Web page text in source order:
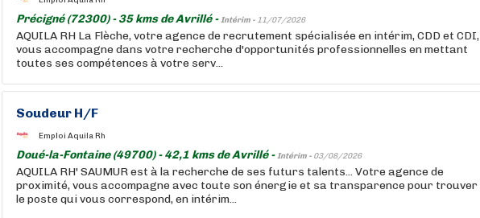
Précigné (72300) - 35 kms de Avrillé -Intérim - 11/07/2026
AQUILA RH La Flèche, votre agence de recrutement spécialisée en intérim, CDD et CDI,
vous accompagne dans votre recherche d'opportunités professionnelles en mettant
toutes ses compétences à votre serv...
Soudeur H/F
Emploi Aquila Rh
Doué-la-Fontaine (49700) - 42,1 kms de Avrillé -Intérim - 03/08/2026
AQUILA RH' SAUMUR est à la recherche de ses futurs talents... Votre agence de
proximité, vous accompagne avec toute son énergie et sa transparence pour trouver
le poste qui vous correspond, en intérim...